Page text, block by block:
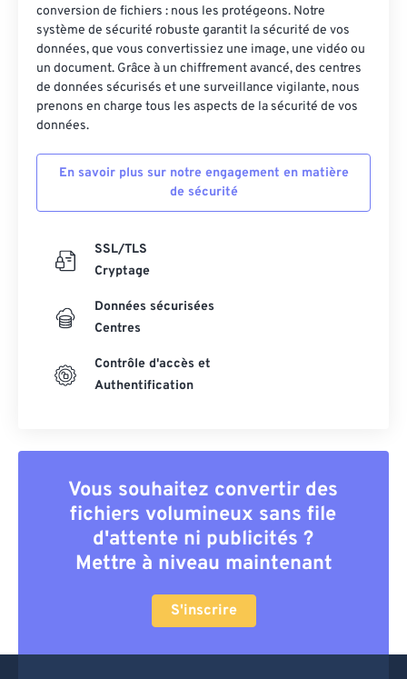
conversion de fichiers : nous les protégeons. Notre
système de sécurité robuste garantit la sécurité de vos
données, que vous convertissiez une image, une vidéo ou
un document. Grâce à un chiffrement avancé, des centres
de données sécurisés et une surveillance vigilante, nous
prenons en charge tous les aspects de la sécurité de vos
données.
En savoir plus sur notre engagement en matière
de sécurité
SSL/TLS
Cryptage
Données sécurisées
Centres
Contrôle d'accès et
Authentification
Vous souhaitez convertir des
fichiers volumineux sans file
d'attente ni publicités ?
Mettre à niveau maintenant
S'inscrire